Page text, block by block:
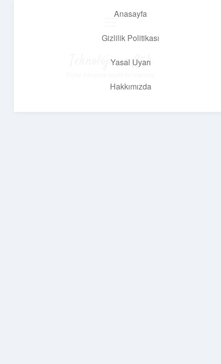
Anasayfa
Gizlilik Politikası
Yasal Uyarı
Hakkımızda
Teknoloji ve Aşk